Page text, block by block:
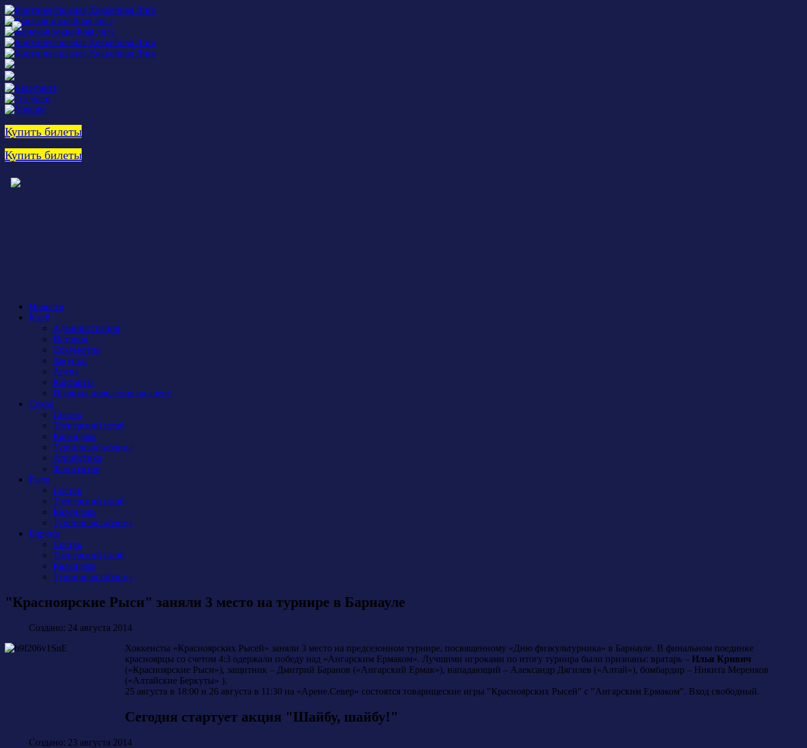
Купить билеты
Купить билеты
Новости
Клуб
Администрация
История
Документы
Закупки
Арена
Контакты
Правила поведения на арене
Сокол
Состав
Тренерский штаб
Календарь
Турнирная таблица
Атрибутика
Фан-сектор
Рыси
Состав
Тренерский штаб
Календарь
Турнирная таблица
Бирюса
Состав
Тренерский штаб
Календарь
Турнирная таблица
"Красноярские Рыси" заняли 3 место на турнире в Барнауле
Создано: 24 августа 2014
Хоккеисты «Красноярских Рысей» заняли 3 место на предсезонном турнире, посвященному «Дню физкультурника» в Барнауле. В финальном поединке
красноярцы со счетом 4:3 одержали победу над «Ангарским Ермаком». Лучшими игроками по итогу турнира были признаны: вратарь – Илья Кривич
(«Красноярские Рыси»), защитник – Дмитрий Баранов («Ангарский Ермак»), нападающий – Александр Дягилев («Алтай»), бомбардир – Никита Меренков
(«Алтайские Беркуты» ).
25 августа в 18:00 и 26 августа в 11:30 на «Арене.Север» состоятся товарищеские игры "Красноярских Рысей" с "Ангарским Ермаком". Вход свободный.
Сегодня стартует акция "Шайбу, шайбу!"
Создано: 23 августа 2014